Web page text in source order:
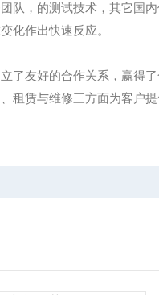
队，的测试技术，其它国
化作出快速反应。
了友好的合作关系，赢得
租赁与维修三方面为客户提